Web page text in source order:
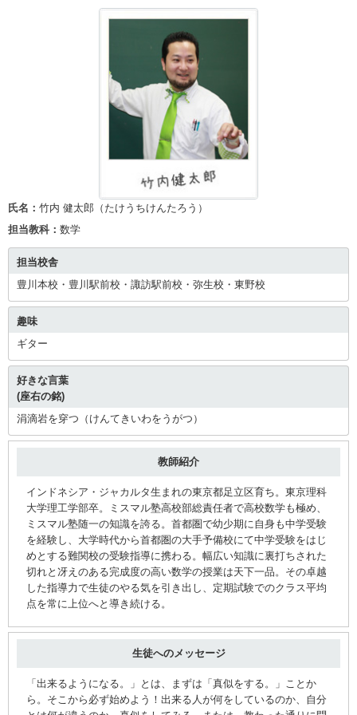
氏名： 竹内 健太郎（たけうちけんたろう）
担当教科： 数学
担当校舎
豊川本校・豊川駅前校・諏訪駅前校・弥生校・東野校
趣味
ギター
好きな言葉
(座右の銘)
涓滴岩を穿つ（けんてきいわをうがつ）
教師紹介
インドネシア・ジャカルタ生まれの東京都足立区育ち。東京理科
大学理工学部卒。ミスマル塾高校部総責任者で高校数学も極め、
ミスマル塾随一の知識を誇る。首都圏で幼少期に自身も中学受験
を経験し、大学時代から首都圏の大手予備校にて中学受験をはじ
めとする難関校の受験指導に携わる。幅広い知識に裏打ちされた
切れと冴えのある完成度の高い数学の授業は天下一品。その卓越
した指導力で生徒のやる気を引き出し、定期試験でのクラス平均
点を常に上位へと導き続ける。
生徒へのメッセージ
「出来るようになる。」とは、まずは「真似をする。」ことか
ら。そこから必ず始めよう！出来る人が何をしているのか、自分